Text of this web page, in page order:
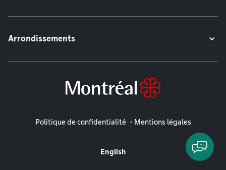
Arrondissements
Mentions légales
Politique de confidentialité Mentions légales
English